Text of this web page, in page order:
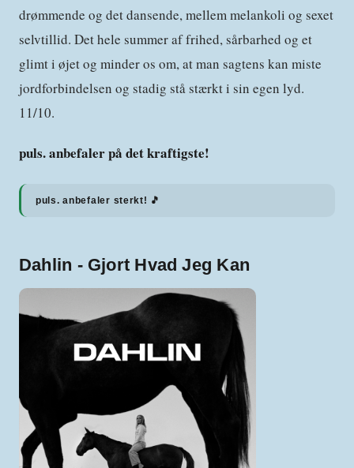
drømmende og det dansende, mellem melankoli og sexet
selvtillid. Det hele summer af frihed, sårbarhed og et
glimt i øjet og minder os om, at man sagtens kan miste
jordforbindelsen og stadig stå stærkt i sin egen lyd.
11/10.
puls. anbefaler på det kraftigste!
puls. anbefaler sterkt! 🎵
Dahlin - Gjort Hvad Jeg Kan